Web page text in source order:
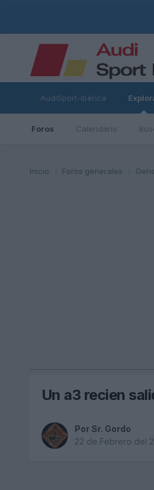
AudiSport-Ibérica
Foros Calendario
Inicio Foros generales
Un a3 recien
Por Sr. Gordo
22 de Febrero del